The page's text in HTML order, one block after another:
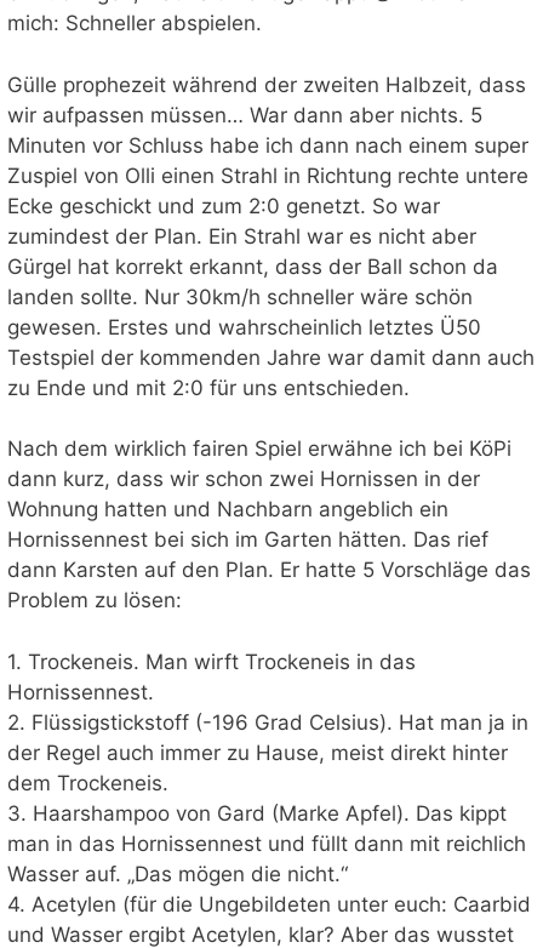
mich: Schneller abspielen.
Gülle prophezeit während der zweiten Halbzeit, dass
wir aufpassen müssen… War dann aber nichts. 5
Minuten vor Schluss habe ich dann nach einem super
Zuspiel von Olli einen Strahl in Richtung rechte untere
Ecke geschickt und zum 2:0 genetzt. So war
zumindest der Plan. Ein Strahl war es nicht aber
Gürgel hat korrekt erkannt, dass der Ball schon da
landen sollte. Nur 30km/h schneller wäre schön
gewesen. Erstes und wahrscheinlich letztes Ü50
Testspiel der kommenden Jahre war damit dann auch
zu Ende und mit 2:0 für uns entschieden.
Nach dem wirklich fairen Spiel erwähne ich bei KöPi
dann kurz, dass wir schon zwei Hornissen in der
Wohnung hatten und Nachbarn angeblich ein
Hornissennest bei sich im Garten hätten. Das rief
dann Karsten auf den Plan. Er hatte 5 Vorschläge das
Problem zu lösen:
1. Trockeneis. Man wirft Trockeneis in das
Hornissennest.
2. Flüssigstickstoff (-196 Grad Celsius). Hat man ja in
der Regel auch immer zu Hause, meist direkt hinter
dem Trockeneis.
3. Haarshampoo von Gard (Marke Apfel). Das kippt
man in das Hornissennest und füllt dann mit reichlich
Wasser auf. „Das mögen die nicht.“
4. Acetylen (für die Ungebildeten unter euch: Caarbid
und Wasser ergibt Acetylen, klar? Aber das wusstet